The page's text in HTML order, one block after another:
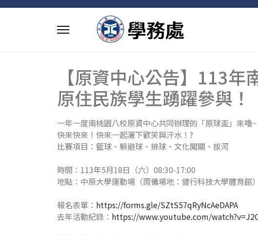
【原資中心公告】113
原住民族學生踴躍參與！
一年一度南桃園八校原資中心共同辦理的「原球盃」來嚕~
快來快來！快來一起灑下歡笑與汗水！?
比賽項目：籃球、躲避球、排球、文化闖關、拔河
時間：113年5月18日（六）08:30-17:00
地點：中原大學運動場（雨備場地：健行科技大學體育館）
報名表單： https://forms.gle/SZtS57qRyNcAeDAPA
去年活動紀錄： https://www.youtube.com/